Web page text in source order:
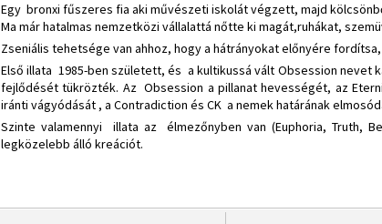
Egy bronxi fűszeres fia aki művészeti iskolát végzett, majd
Ma már hatalmas nemzetközi vállalattá nőtte ki magát,ruhákat,
Zseniális tehetsége van ahhoz, hogy a hátrányokat előnyére
Első illata 1985-ben született, és a kultikussá vált Obsession
fejlődését tükrözték. Az Obsession a pillanat hevességét, az
iránti vágyódását , a Contradiction és CK a nemek határának
Szinte valamennyi illata az élmezőnyben van (Euphoria, Truth,
legközelebb álló kreációt.